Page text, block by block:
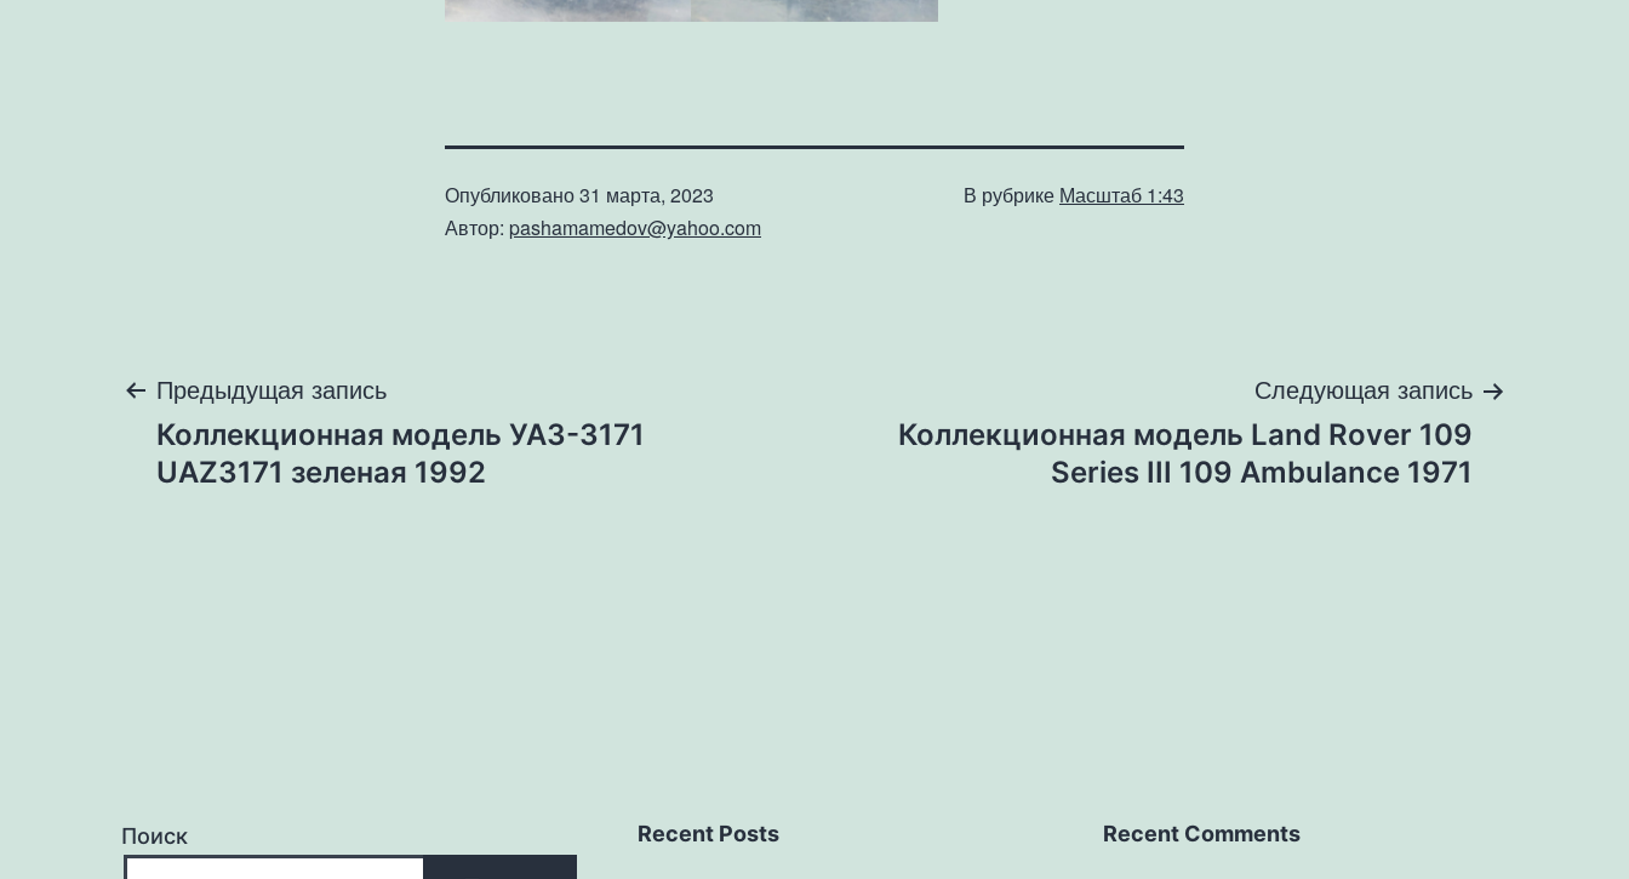
Опубликовано31 марта, 2023
Автор: pashamamedov@yahoo.com
В рубрике Масштаб 1:43
Навигация
по
Предыдущая запись
Коллекционная модель УАЗ-3171
UAZ3171 зеленая 1992
Следующая запись
Коллекционная модель Land Rover 109
Series III 109 Ambulance 1971
Поиск Recent Posts Recent Comments